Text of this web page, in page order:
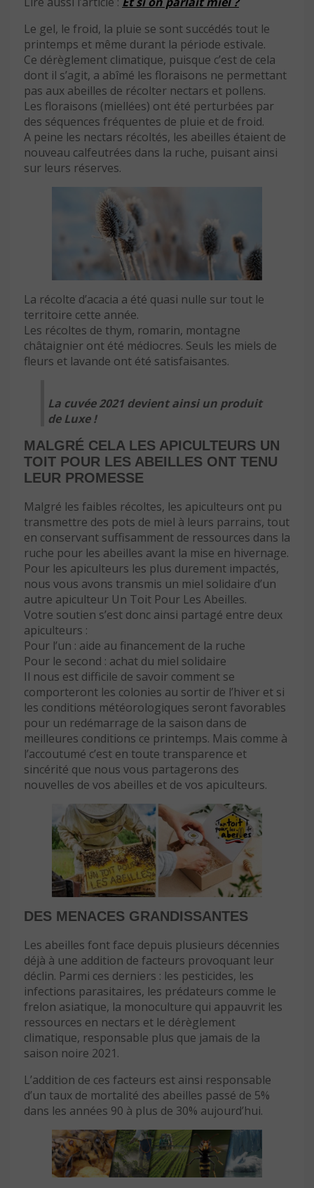
Le gel, le froid, la pluie se sont succédés tout le
printemps et même durant la période estivale.
Ce dérèglement climatique, puisque c’est de cela
dont il s’agit, a abîmé les floraisons ne permettant
pas aux abeilles de récolter nectars et pollens.
Les floraisons (miellées) ont été perturbées par
des séquences fréquentes de pluie et de froid.
A peine les nectars récoltés, les abeilles étaient de
nouveau calfeutrées dans la ruche, puisant ainsi
sur leurs réserves.
La récolte d’acacia a été quasi nulle sur tout le
territoire cette année.
Les récoltes de thym, romarin, montagne
châtaignier ont été médiocres. Seuls les miels de
fleurs et lavande ont été satisfaisantes.
La cuvée 2021 devient ainsi un produit
de Luxe !
MALGRÉ CELA LES APICULTEURS UN
TOIT POUR LES ABEILLES ONT TENU
LEUR PROMESSE
Malgré les faibles récoltes, les apiculteurs ont pu
transmettre des pots de miel à leurs parrains, tout
en conservant suffisamment de ressources dans la
ruche pour les abeilles avant la mise en hivernage.
Pour les apiculteurs les plus durement impactés,
nous vous avons transmis un miel solidaire d’un
autre apiculteur Un Toit Pour Les Abeilles.
Votre soutien s’est donc ainsi partagé entre deux
apiculteurs :
Pour l’un : aide au financement de la ruche
Pour le second : achat du miel solidaire
Il nous est difficile de savoir comment se
comporteront les colonies au sortir de l’hiver et si
les conditions météorologiques seront favorables
pour un redémarrage de la saison dans de
meilleures conditions ce printemps. Mais comme à
l’accoutumé c’est en toute transparence et
sincérité que nous vous partagerons des
nouvelles de vos abeilles et de vos apiculteurs.
DES MENACES GRANDISSANTES
Les abeilles font face depuis plusieurs décennies
déjà à une addition de facteurs provoquant leur
déclin. Parmi ces derniers : les pesticides, les
infections parasitaires, les prédateurs comme le
frelon asiatique, la monoculture qui appauvrit les
ressources en nectars et le dérèglement
climatique, responsable plus que jamais de la
saison noire 2021.
L’addition de ces facteurs est ainsi responsable
d’un taux de mortalité des abeilles passé de 5%
dans les années 90 à plus de 30% aujourd’hui.